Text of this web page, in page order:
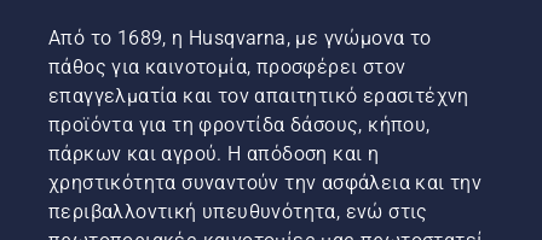
Από το 1689, η Husqvarna, με γνώμονα το
πάθος για καινοτομία, προσφέρει στον
επαγγελματία και τον απαιτητικό ερασιτέχνη
προϊόντα για τη φροντίδα δάσους, κήπου,
πάρκων και αγρού. Η απόδοση και η
χρηστικότητα συναντούν την ασφάλεια και την
περιβαλλοντική υπευθυνότητα, ενώ στις